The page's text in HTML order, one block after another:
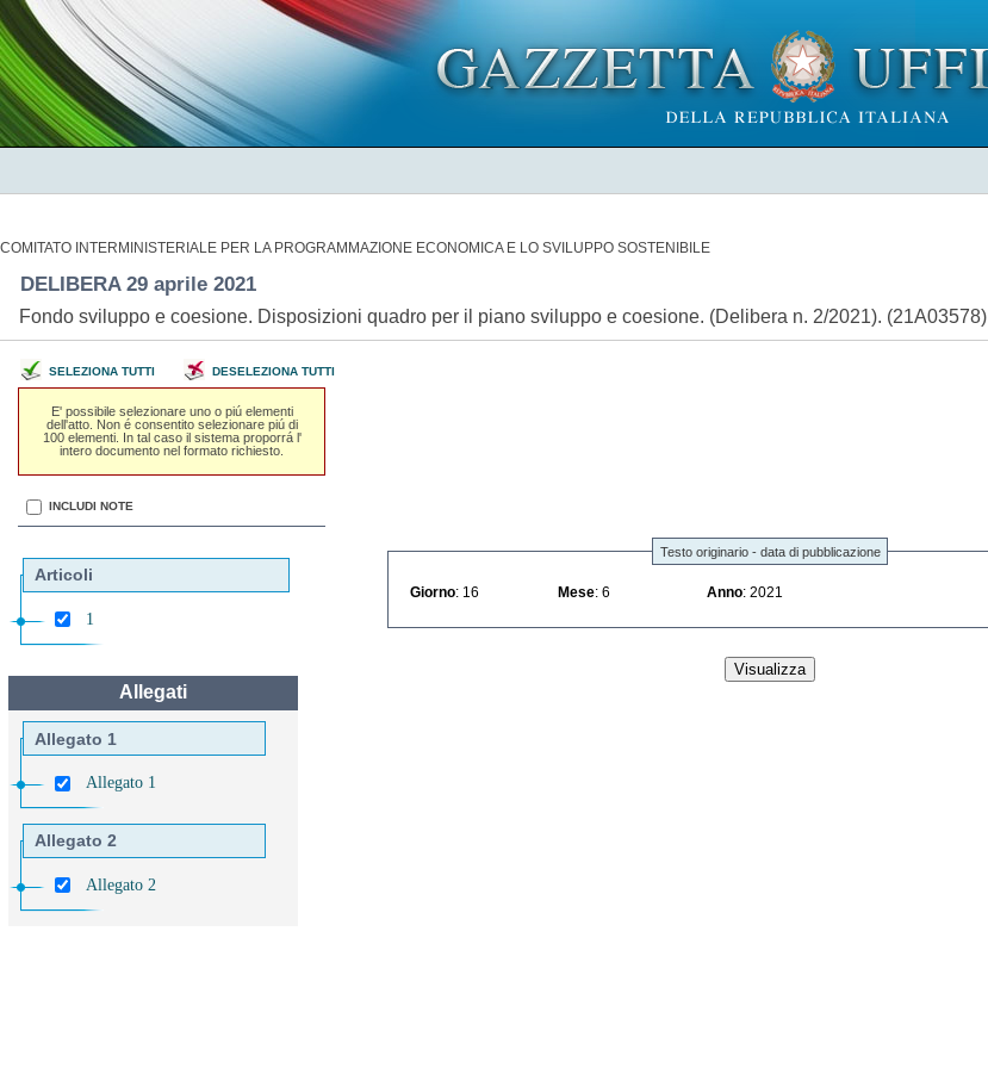
COMITATO INTERMINISTERIALE PER LA PROGRAMMAZIONE ECONOMICA E LO SVILUPPO SOSTENIBILE
DELIBERA 29 aprile 2021
Fondo sviluppo e coesione. Disposizioni quadro per il piano sviluppo e coesione. (Delibera n. 2/2021). (21A03578)
SELEZIONA TUTTI DESELEZIONA TUTTI
E' possibile selezionare uno o piú elementi
dell'atto. Non é consentito selezionare piú di
100 elementi. In tal caso il sistema proporrá l'
intero documento nel formato richiesto.
INCLUDI NOTE
Articoli
1
Allegati
Allegato 1
Allegato 1
Allegato 2
Allegato 2
Testo originario - data di pubblicazione
Giorno : 16 Mese : 6 Anno : 2021